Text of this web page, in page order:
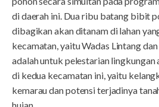
di daerah ini. Dua ribu batang bibit
dibagikan akan ditanam di lahan
kecamatan, yaitu Wadas Lintang
adalah untuk pelestarian
di kedua kecamatan ini, yaitu
kemarau dan potensi terjadinya